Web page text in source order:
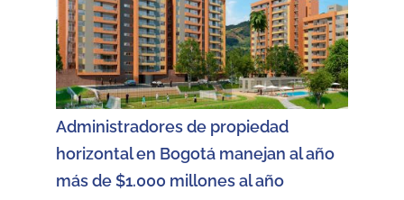
Administradores de propiedad
horizontal en Bogotá manejan al año
más de $1.000 millones al año